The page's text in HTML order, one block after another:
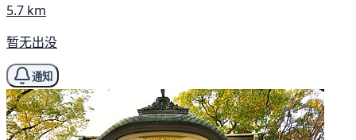
5.7 km
暂无出没
通知